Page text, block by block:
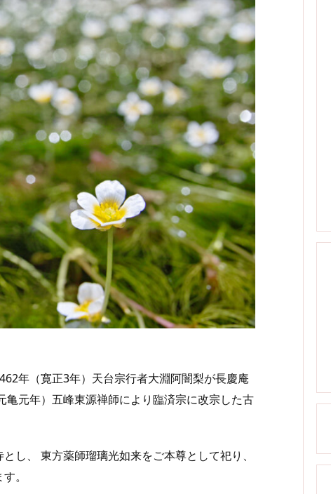
年（寛正3年）天台宗行者大淵阿闇梨が長慶庵
元年）五峰東源禅師により臨済宗に改宗した古
、 東方薬師瑠璃光如来をご本尊として祀り、
。